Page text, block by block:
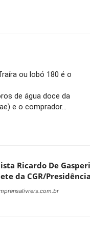
ou lobó 180 é o
de água doce da
e o comprador…
Ricardo De
da CGR/